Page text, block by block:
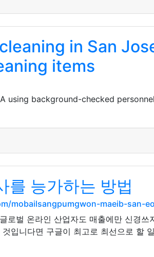
in San
items
using background-checked
를 능가하는 방법
mobailsangpumgwon-maeib-san-
로벌 온라인 산업자도 매출에만 신경
입니다면 구글이 최고로 최선으로 할